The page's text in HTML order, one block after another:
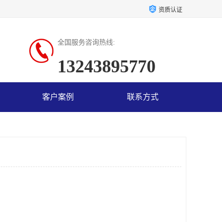
资质认证
全国服务咨询热线:
13243895770
客户案例 联系方式